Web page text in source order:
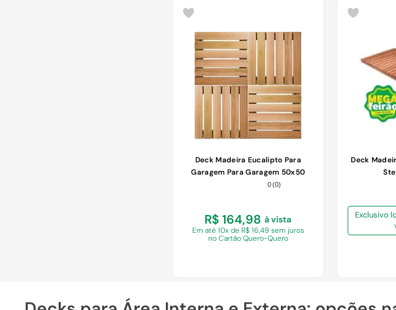
COMPRAR
Deck Madeira Eucalipto Para
Garagem Para Garagem 50x50
0(0)
R$ 164,98 à vista
Em até 10x de R$ 16,49 sem juros
no Cartão Quero-Quero
Deck
Exclusivo